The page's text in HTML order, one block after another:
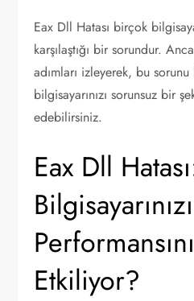
Eax Dll Hatası birçok
karşılaştığı bir sorundur.
adımları izleyerek, bu
bilgisayarınızı sorunsuz bir
edebilirsiniz.
Eax Dll
Etkiliyor?